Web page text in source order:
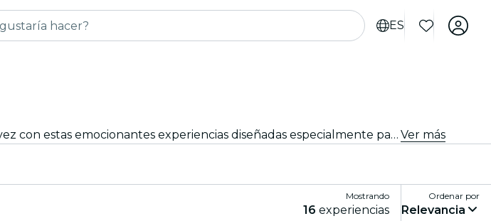
ES
¿Buscas cosas que hacer en Lyon para turistas? Descubre Lyon una aventura a la vez con estas emocionantes experiencias diseñadas especialmente para turistas. ¡Descubre lo mejor que hay para hacer! Ver más
Mostrando
16 experiencias
Ordenar por
Relevancia